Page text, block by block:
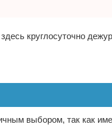
круглосуточно
выбором, так как